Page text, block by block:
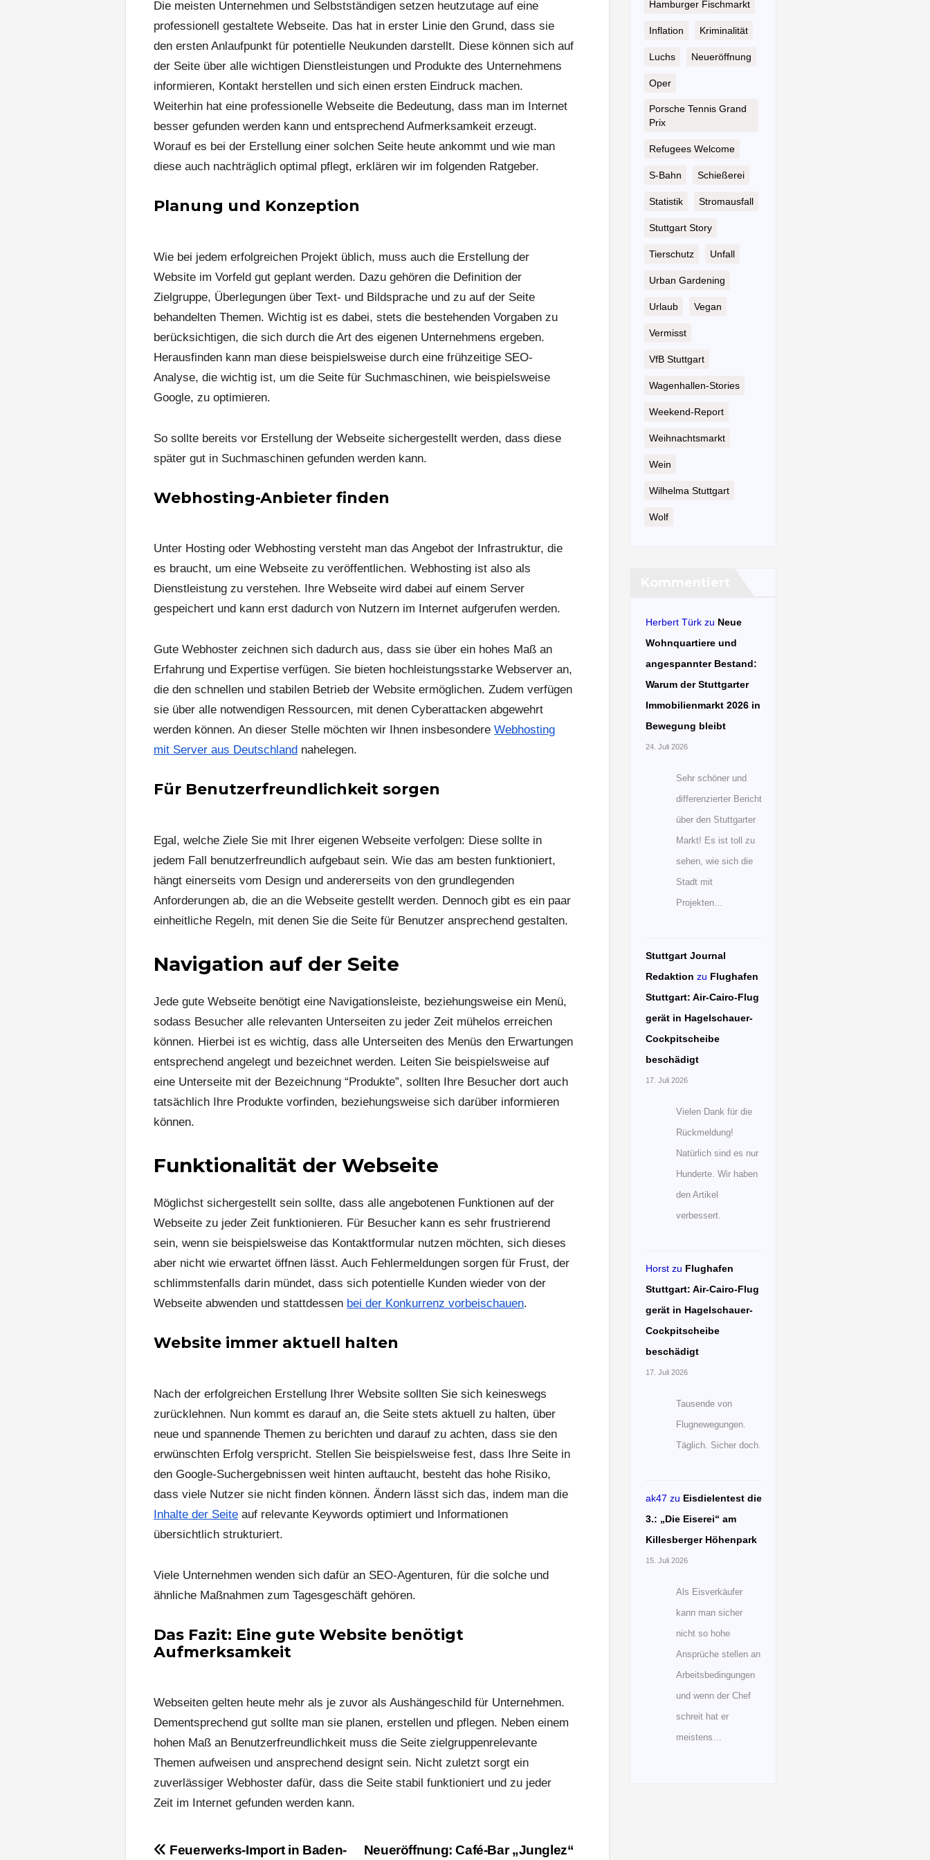
Die meisten Unternehmen und Selbstständigen setzen heutzutage auf eine
professionell gestaltete Webseite. Das hat in erster Linie den Grund, dass sie
den ersten Anlaufpunkt für potentielle Neukunden darstellt. Diese können sich auf
der Seite über alle wichtigen Dienstleistungen und Produkte des Unternehmens
informieren, Kontakt herstellen und sich einen ersten Eindruck machen.
Weiterhin hat eine professionelle Webseite die Bedeutung, dass man im Internet
besser gefunden werden kann und entsprechend Aufmerksamkeit erzeugt.
Worauf es bei der Erstellung einer solchen Seite heute ankommt und wie man
diese auch nachträglich optimal pflegt, erklären wir im folgenden Ratgeber.
Planung und Konzeption
Wie bei jedem erfolgreichen Projekt üblich, muss auch die Erstellung der
Website im Vorfeld gut geplant werden. Dazu gehören die Definition der
Zielgruppe, Überlegungen über Text- und Bildsprache und zu auf der Seite
behandelten Themen. Wichtig ist es dabei, stets die bestehenden Vorgaben zu
berücksichtigen, die sich durch die Art des eigenen Unternehmens ergeben.
Herausfinden kann man diese beispielsweise durch eine frühzeitige SEO-
Analyse, die wichtig ist, um die Seite für Suchmaschinen, wie beispielsweise
Google, zu optimieren.
So sollte bereits vor Erstellung der Webseite sichergestellt werden, dass diese
später gut in Suchmaschinen gefunden werden kann.
Webhosting-Anbieter finden
Unter Hosting oder Webhosting versteht man das Angebot der Infrastruktur, die
es braucht, um eine Webseite zu veröffentlichen. Webhosting ist also als
Dienstleistung zu verstehen. Ihre Webseite wird dabei auf einem Server
gespeichert und kann erst dadurch von Nutzern im Internet aufgerufen werden.
Gute Webhoster zeichnen sich dadurch aus, dass sie über ein hohes Maß an
Erfahrung und Expertise verfügen. Sie bieten hochleistungsstarke Webserver an,
die den schnellen und stabilen Betrieb der Website ermöglichen. Zudem verfügen
sie über alle notwendigen Ressourcen, mit denen Cyberattacken abgewehrt
werden können. An dieser Stelle möchten wir Ihnen insbesondere Webhosting
mit Server aus Deutschland nahelegen.
Für Benutzerfreundlichkeit sorgen
Egal, welche Ziele Sie mit Ihrer eigenen Webseite verfolgen: Diese sollte in
jedem Fall benutzerfreundlich aufgebaut sein. Wie das am besten funktioniert,
hängt einerseits vom Design und andererseits von den grundlegenden
Anforderungen ab, die an die Webseite gestellt werden. Dennoch gibt es ein paar
einheitliche Regeln, mit denen Sie die Seite für Benutzer ansprechend gestalten.
Navigation auf der Seite
Jede gute Webseite benötigt eine Navigationsleiste, beziehungsweise ein Menü,
sodass Besucher alle relevanten Unterseiten zu jeder Zeit mühelos erreichen
können. Hierbei ist es wichtig, dass alle Unterseiten des Menüs den Erwartungen
entsprechend angelegt und bezeichnet werden. Leiten Sie beispielsweise auf
eine Unterseite mit der Bezeichnung “Produkte”, sollten Ihre Besucher dort auch
tatsächlich Ihre Produkte vorfinden, beziehungsweise sich darüber informieren
können.
Funktionalität der Webseite
Möglichst sichergestellt sein sollte, dass alle angebotenen Funktionen auf der
Webseite zu jeder Zeit funktionieren. Für Besucher kann es sehr frustrierend
sein, wenn sie beispielsweise das Kontaktformular nutzen möchten, sich dieses
aber nicht wie erwartet öffnen lässt. Auch Fehlermeldungen sorgen für Frust, der
schlimmstenfalls darin mündet, dass sich potentielle Kunden wieder von der
Webseite abwenden und stattdessen bei der Konkurrenz vorbeischauen.
Website immer aktuell halten
Nach der erfolgreichen Erstellung Ihrer Website sollten Sie sich keineswegs
zurücklehnen. Nun kommt es darauf an, die Seite stets aktuell zu halten, über
neue und spannende Themen zu berichten und darauf zu achten, dass sie den
erwünschten Erfolg verspricht. Stellen Sie beispielsweise fest, dass Ihre Seite in
den Google-Suchergebnissen weit hinten auftaucht, besteht das hohe Risiko,
dass viele Nutzer sie nicht finden können. Ändern lässt sich das, indem man die
Inhalte der Seite auf relevante Keywords optimiert und Informationen
übersichtlich strukturiert.
Viele Unternehmen wenden sich dafür an SEO-Agenturen, für die solche und
ähnliche Maßnahmen zum Tagesgeschäft gehören.
Das Fazit: Eine gute Website benötigt
Aufmerksamkeit
Webseiten gelten heute mehr als je zuvor als Aushängeschild für Unternehmen.
Dementsprechend gut sollte man sie planen, erstellen und pflegen. Neben einem
hohen Maß an Benutzerfreundlichkeit muss die Seite zielgruppenrelevante
Themen aufweisen und ansprechend designt sein. Nicht zuletzt sorgt ein
zuverlässiger Webhoster dafür, dass die Seite stabil funktioniert und zu jeder
Zeit im Internet gefunden werden kann.
Beitragsnavigation Neueröffnung: Café-Bar „Junglez“
Feuerwerks-Import in Baden-
Hamburger Fischmarkt
Inflation Kriminalität
Luchs Neueröffnung
Oper
Porsche Tennis Grand
Prix
Refugees Welcome
S-Bahn Schießerei
Statistik Stromausfall
Stuttgart Story
Tierschutz Unfall
Urban Gardening
Urlaub Vegan
Vermisst
VfB Stuttgart
Wagenhallen-Stories
Weekend-Report
Weihnachtsmarkt
Wein
Wilhelma Stuttgart
Wolf
Herbert Türkzu Neue
Wohnquartiere und
angespannter Bestand:
Warum der Stuttgarter
Immobilienmarkt 2026 in
Bewegung bleibt
24. Juli 2026
Sehr schöner und
differenzierter Bericht
über den Stuttgarter
Markt! Es ist toll zu
sehen, wie sich die
Stadt mit
Projekten…
Stuttgart Journal
Redaktion zu Flughafen
Stuttgart: Air-Cairo-Flug
gerät in Hagelschauer-
Cockpitscheibe
beschädigt
17. Juli 2026
Vielen Dank für die
Rückmeldung!
Natürlich sind es nur
Hunderte. Wir haben
den Artikel
verbessert.
Horstzu Flughafen
Stuttgart: Air-Cairo-Flug
gerät in Hagelschauer-
Cockpitscheibe
beschädigt
17. Juli 2026
Tausende von
Flugnewegungen.
Täglich. Sicher doch.
ak47 zu Eisdielentest die
3.: „Die Eiserei“ am
Killesberger Höhenpark
15. Juli 2026
Als Eisverkäufer
kann man sicher
nicht so hohe
Ansprüche stellen an
Arbeitsbedingungen
und wenn der Chef
schreit hat er
meistens…